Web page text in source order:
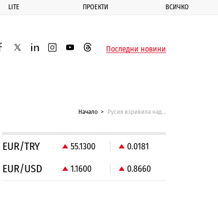
LITE ПРОЕКТИ ВСИЧКО
twitterlinkedininstagram
youtubethreadsПоследни новини
Начало Русия взривила над 1000 цистерни с петрол на ИДИЛ
EUR/TRY 55.1300 0.0181
EUR/USD 1.1600 0.8660